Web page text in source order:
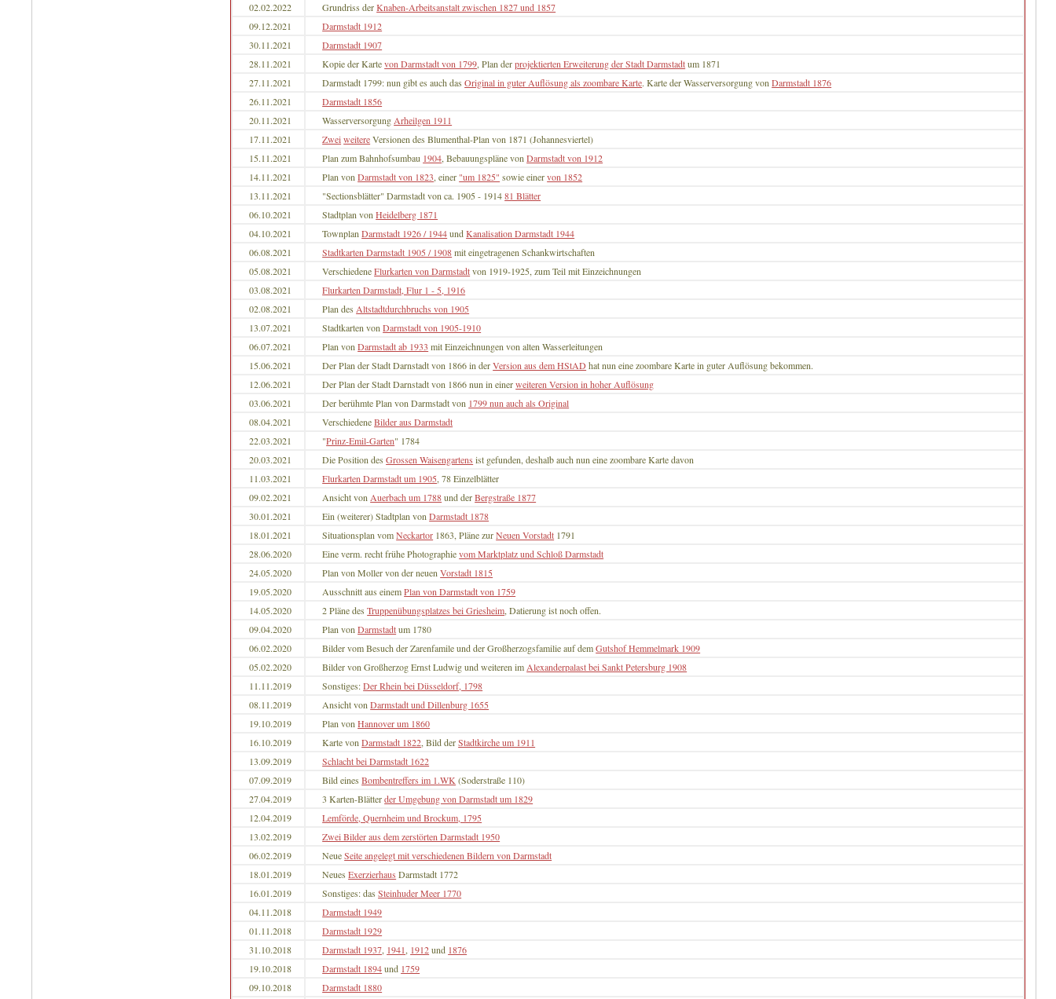
02.02.2022
Grundriss derKnaben-Arbeitsanstalt zwischen 1827 und 1857
09.12.2021
Darmstadt 1912
30.11.2021
Darmstadt 1907
28.11.2021
Kopie der Kartevon Darmstadt von 1799, Plan derprojektierten Erweiterung der Stadt Darmstadtum 1871
27.11.2021
Darmstadt 1799: nun gibt es auch dasOriginal in guter Auflösung als zoombare Karte. Karte der Wasserversorgung vonDarmstadt 1876
26.11.2021
Darmstadt 1856
20.11.2021
Wasserversorgung Arheilgen 1911
17.11.2021
ZweiweitereVersionen des Blumenthal-Plan von 1871 (Johannesviertel)
15.11.2021
Plan zum Bahnhofsumbau 1904, Bebauungspläne vonDarmstadt von 1912
14.11.2021
Plan vonDarmstadt von 1823, einer "um 1825" sowie einervon 1852
13.11.2021
"Sectionsblätter" Darmstadt von ca. 1905 - 191481 Blätter
06.10.2021
Stadtplan vonHeidelberg 1871
04.10.2021
TownplanDarmstadt 1926 / 1944undKanalisation Darmstadt 1944
06.08.2021
Stadtkarten Darmstadt 1905 / 1908mit eingetragenen Schankwirtschaften
05.08.2021
VerschiedeneFlurkarten von Darmstadtvon 1919-1925, zum Teil mit Einzeichnungen
03.08.2021
Flurkarten Darmstadt, Flur 1 - 5, 1916
02.08.2021
Plan des Altstadtdurchbruchs von 1905
13.07.2021
Stadtkarten vonDarmstadt von 1905-1910
06.07.2021
Plan vonDarmstadt ab 1933 mit Einzeichnungen von alten Wasserleitungen
15.06.2021
Der Plan der Stadt Darnstadt von 1866 in derVersion aus dem HStAD hat nun eine zoombare Karte in guter Auflösung bekommen.
12.06.2021
Der Plan der Stadt Darnstadt von 1866 nun in einerweiteren Version in hoher Auflösung
03.06.2021
Der berühmte Plan von Darmstadt von 1799 nun auch als Original
08.04.2021
VerschiedeneBilder aus Darmstadt
22.03.2021
"Prinz-Emil-Garten" 1784
20.03.2021
Die Position desGrossen Waisengartens ist gefunden, deshalb auch nun eine zoombare Karte davon
11.03.2021
Flurkarten Darmstadt um 1905, 78 Einzelblätter
09.02.2021
Ansicht von Auerbach um 1788und derBergstraße 1877
30.01.2021
Ein (weiterer) Stadtplan vonDarmstadt 1878
18.01.2021
Situationsplan vomNeckartor 1863, Pläne zurNeuen Vorstadt 1791
28.06.2020
Eine verm. recht frühe Photographievom Marktplatz und Schloß Darmstadt
24.05.2020
Plan von Moller von der neuenVorstadt 1815
19.05.2020
Ausschnitt aus einemPlan von Darmstadt von 1759
14.05.2020
2 Pläne desTruppenübungsplatzes bei Griesheim, Datierung ist noch offen.
09.04.2020
Plan vonDarmstadtum 1780
06.02.2020
Bilder vom Besuch der Zarenfamile und der Großherzogsfamilie auf demGutshof Hemmelmark 1909
05.02.2020
Bilder von Großherzog Ernst Ludwig und weiteren im Alexanderpalast bei Sankt Petersburg 1908
11.11.2019
Sonstiges:Der Rhein bei Düsseldorf, 1798
08.11.2019
Ansicht vonDarmstadt und Dillenburg 1655
19.10.2019
Plan vonHannover um 1860
16.10.2019
Karte vonDarmstadt 1822, Bild derStadtkirche um 1911
13.09.2019
Schlacht bei Darmstadt 1622
07.09.2019
Bild einesBombentreffers im 1.WK (Soderstraße 110)
27.04.2019
3 Karten-Blätterder Umgebung von Darmstadt um 1829
12.04.2019
Lemförde, Quernheim und Brockum, 1795
13.02.2019
Zwei Bilder aus dem zerstörten Darmstadt 1950
06.02.2019
NeueSeite angelegt mit verschiedenen Bildern von Darmstadt
18.01.2019
NeuesExerzierhaus Darmstadt 1772
16.01.2019
Sonstiges: dasSteinhuder Meer 1770
04.11.2018
Darmstadt 1949
01.11.2018
Darmstadt 1929
31.10.2018
Darmstadt 1937, 1941, 1912und 1876
19.10.2018
Darmstadt 1894und 1759
09.10.2018
Darmstadt 1880